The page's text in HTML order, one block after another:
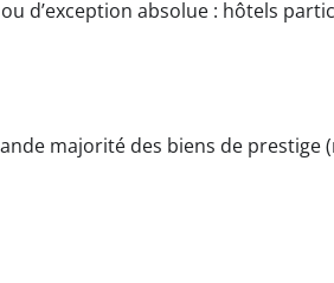
d’exception absolue : hôtels
majorité des biens de